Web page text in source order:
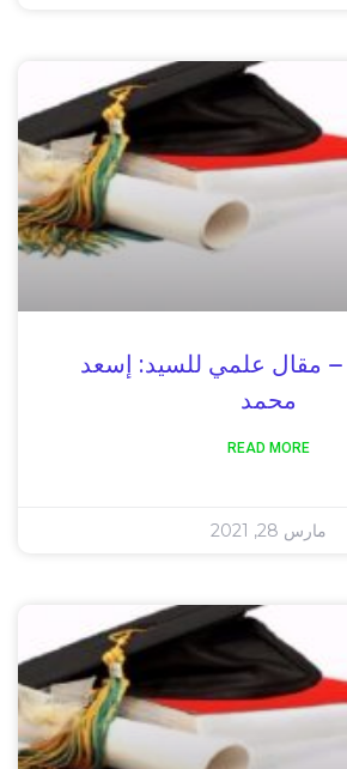
– مقال علمي للسيد: إسعد
محمد
READ MORE
مارس 28, 2021